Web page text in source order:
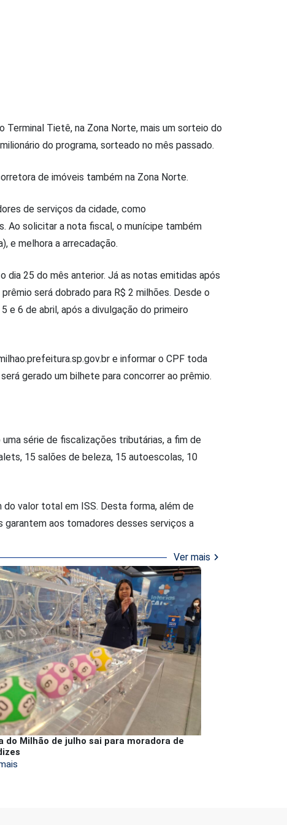
Terminal Tietê, na Zona Norte, mais um sorteio do
do programa, sorteado no mês passado.
de imóveis também na Zona Norte.
de serviços da cidade, como
Ao solicitar a nota fiscal, o munícipe também
e melhora a arrecadação.
dia 25 do mês anterior. Já as notas emitidas após
será dobrado para R$ 2 milhões. Desde o
e 6 de abril, após a divulgação do primeiro
e informar o CPF toda
gerado um bilhete para concorrer ao prêmio.
uma série de fiscalizações tributárias, a fim de
15 salões de beleza, 15 autoescolas, 10
valor total em ISS. Desta forma, além de
aos tomadores desses serviços a
Ver mais chevron_right
do Milhão de julho sai para moradora de